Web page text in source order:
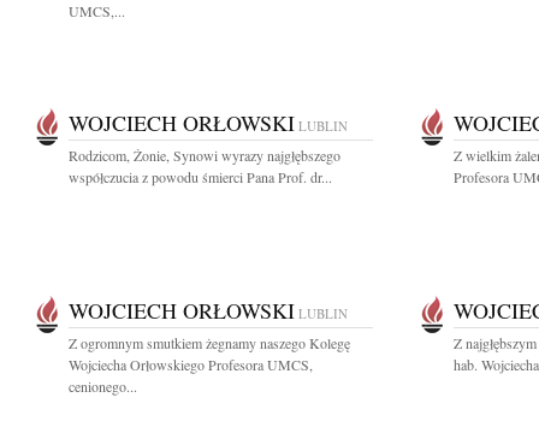
UMCS,...
WOJCIECH ORŁOWSKI LUBLIN
Rodzicom, Żonie, Synowi wyrazy najgłębszego
współczucia z powodu śmierci Pana Prof. dr...
Z wielkim
Profesora
WOJCIECH ORŁOWSKI LUBLIN
Z ogromnym smutkiem żegnamy naszego Kolegę
Wojciecha Orłowskiego Profesora UMCS,
cenionego...
Z
hab.